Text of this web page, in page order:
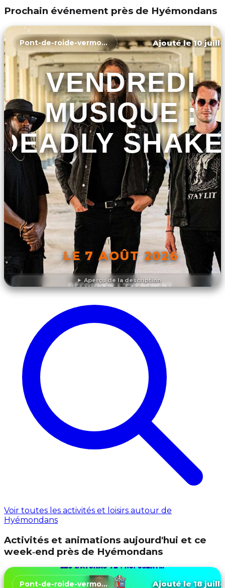
Prochain événement près de Hyémondans
Aperçu de la description
Pont-de-roide-vermondans Ajouté le 10
VENDREDI
MUSIQUE :
LE 7 AOÛT 2026
DÉCOUVRIR L'ÉVÉNEMENT
Voir toutes les activités et loisirs autour de
Hyémondans
Activités et animations aujourd'hui et ce
week‑end près de Hyémondans
Pont-de-roide-vermondans Ajouté le 18